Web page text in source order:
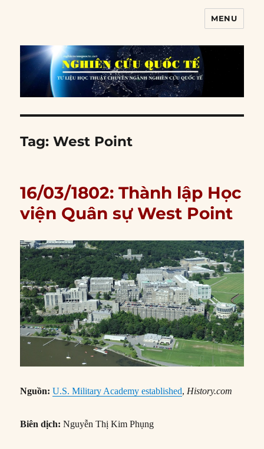
MENU
Tag:West Point
16/03/1802: Thành lập Học
viện Quân sự West Point
Nguồn:U.S. Military Academy established, History.com
Biên dịch:Nguyễn Thị Kim Phụng